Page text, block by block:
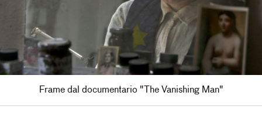
Frame dal documentario "The Vanishing Man"